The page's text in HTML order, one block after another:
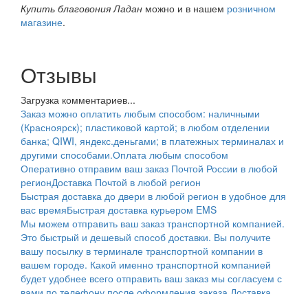
Купить благовония Ладан можно и в нашем розничном
магазине.
Отзывы
Загрузка комментариев...
Заказ можно оплатить любым способом: наличными
(Красноярск); пластиковой картой; в любом отделении
банка; QIWI, яндекс.деньгами; в платежных терминалах и
другими способами.Оплата любым способом
Оперативно отправим ваш заказ Почтой России в любой
регионДоставка Почтой в любой регион
Быстрая доставка до двери в любой регион в удобное для
вас времяБыстрая доставка курьером EMS
Мы можем отправить ваш заказ транспортной компанией.
Это быстрый и дешевый способ доставки. Вы получите
вашу посылку в терминале транспортной компании в
вашем городе. Какой именно транспортной компанией
будет удобнее всего отправить ваш заказ мы согласуем с